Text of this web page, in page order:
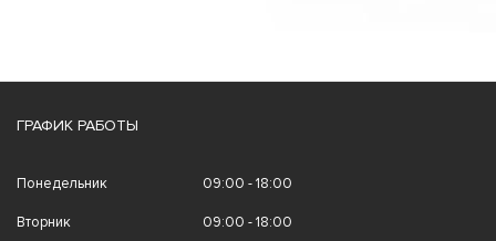
ГРАФИК РАБОТЫ
Понедельник 09:00 - 18:00
Вторник 09:00 - 18:00